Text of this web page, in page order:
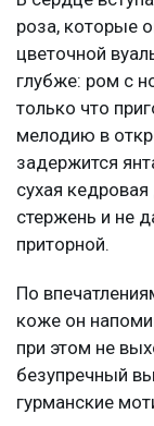
роза, которые
цветочной
глубже: ром с
только что
мелодию в
задержится
сухая
стержень и не
приторной.
По
коже он
при этом не
безупречный
гурманские